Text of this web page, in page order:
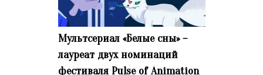
Мультсериал «Белые сны» –
лауреат двух номинаций
фестиваля Pulse of Animation